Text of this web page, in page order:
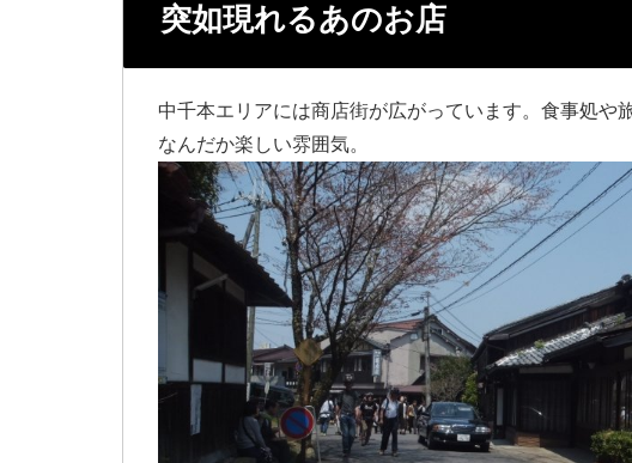
突如現れるあのお店
中千本エリアには商店街が広がっています。食事処や
なんだか楽しい雰囲気。